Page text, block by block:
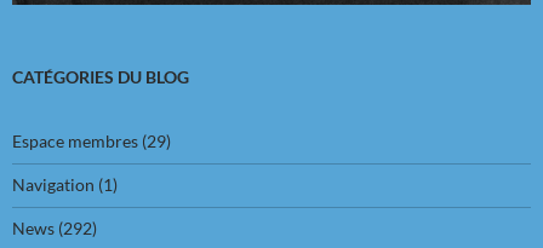
CATÉGORIES DU BLOG
Espace membres (29)
Navigation (1)
News (292)